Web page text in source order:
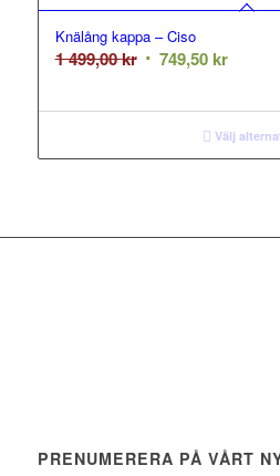
Knälång kappa – Ciso
1 499,00kr Det
priset
1
749,50 krDet
priset
är:
Välj
PRENUMERERA PÅ VÅRT